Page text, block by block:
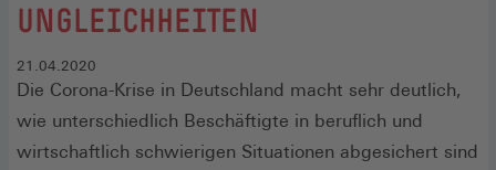
NGLEICHHEITEN
21.04.2020
Die Corona-Krise in Deutschland macht sehr deutlich,
wie unterschiedlich Beschäftigte in beruflich und
wirtschaftlich schwierigen Situationen abgesichert sind